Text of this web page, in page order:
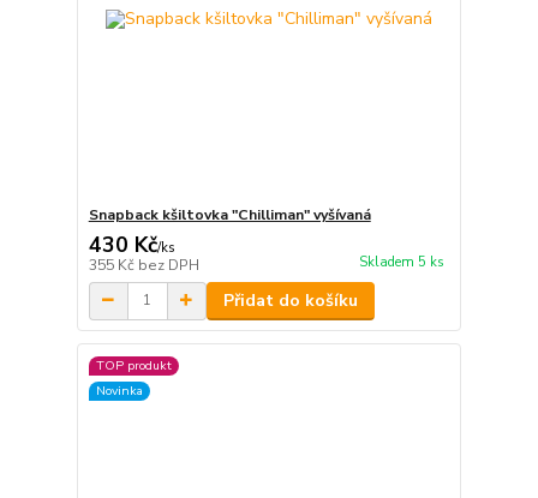
Snapback kšiltovka "Chilliman" vyšívaná
430 Kč/ks
355 Kč bez DPH Skladem 5 ks
Přidat do košíku
TOP produkt
Novinka